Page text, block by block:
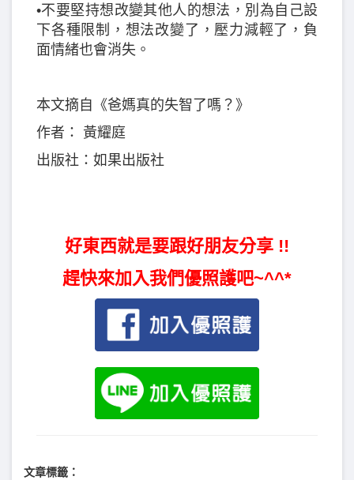
•不要堅持想改變其他人的想法，別為自己設
下各種限制，想法改變了，壓力減輕了，負
面情緒也會消失。
本文摘自《爸媽真的失智了嗎？》
作者： 黃耀庭
出版社：如果出版社
好東西就是要跟好朋友分享 !!
趕快來加入我們優照護吧~^^*
文章標籤：